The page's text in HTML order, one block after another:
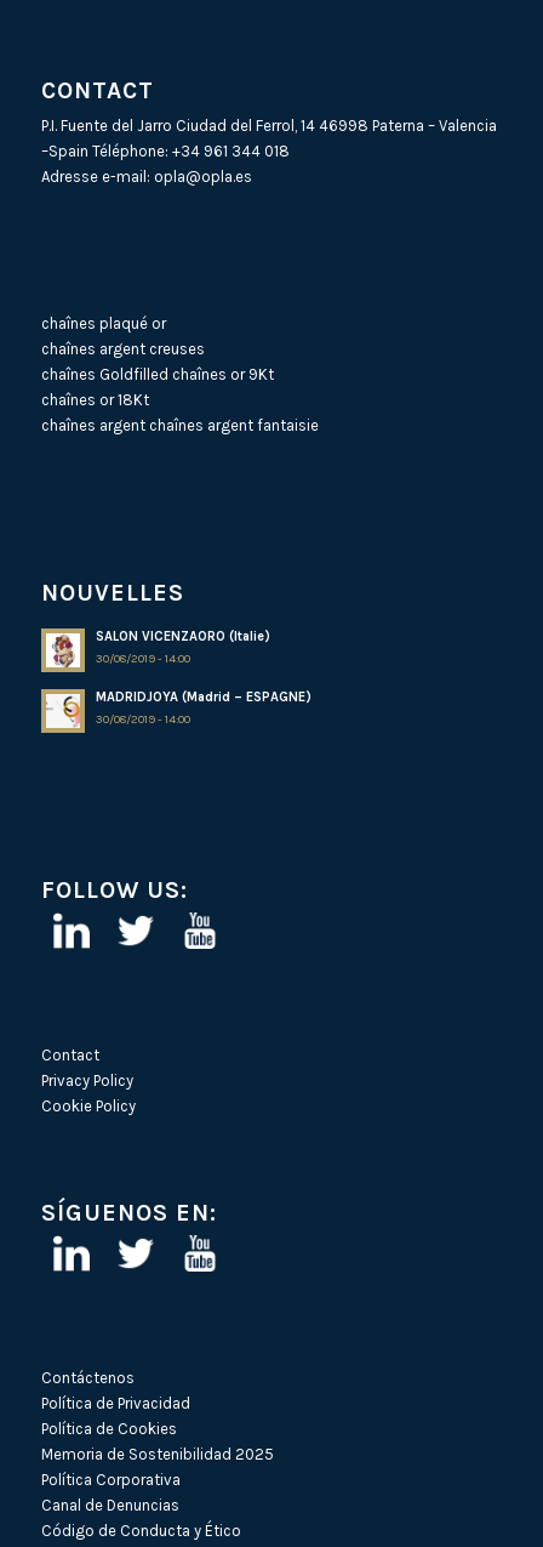
CONTACT
P.I. Fuente del Jarro Ciudad del Ferrol, 14 46998 Paterna – Valencia
–Spain Téléphone: +34 961 344 018
Adresse e-mail: opla@opla.es
chaînes plaqué or
chaînes argent creuses
chaînes Goldfilled chaînes or 9Kt
chaînes or 18Kt
chaînes argent chaînes argent fantaisie
NOUVELLES
SALON VICENZAORO (Italie)
30/08/2019 - 14:00
MADRIDJOYA (Madrid – ESPAGNE)
30/08/2019 - 14:00
FOLLOW US:
Contact
Privacy Policy
Cookie Policy
SÍGUENOS EN:
Contáctenos
Política de Privacidad
Política de Cookies
Memoria de Sostenibilidad 2025
Política Corporativa
Canal de Denuncias
Código de Conducta y Ético